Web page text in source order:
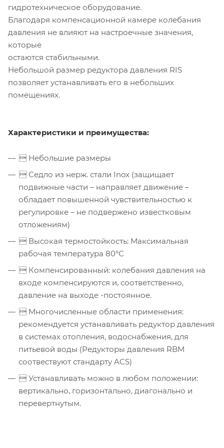
гидротехническое оборудование.
Благодаря компенсационной камере колебания
давления не влияют на настроечные значения,
которые
остаются стабильными.
Небольшой размер редуктора давления RIS
позволяет устанавливать его в небольших
помещениях.
Характеристики и преимущества:
 Небольшие размеры
 Седло из нерж. стали Inox (защищает
подвижные части – направляет движение –
обладает повышенной чувствительностью к
регулировке – не подвержено известковым
отложениям)
 Высокая термостойкость: Максимальная
рабочая температура 80°C
 Компенсированный: колебания давления на
входе компенсируются и, соответственно,
давление на выходе -постоянное.
 Многочисленные области применения:
рекомендуется устанавливать редуктор давления
в системах отопления, водоснабжения, для
питьевой воды (Редукторы давления RBM
соотвествуют стандарту ACS)
 Устанавливать можно в любом положении:
вертикально, горизонтально, диагонально и
перевертнутым.